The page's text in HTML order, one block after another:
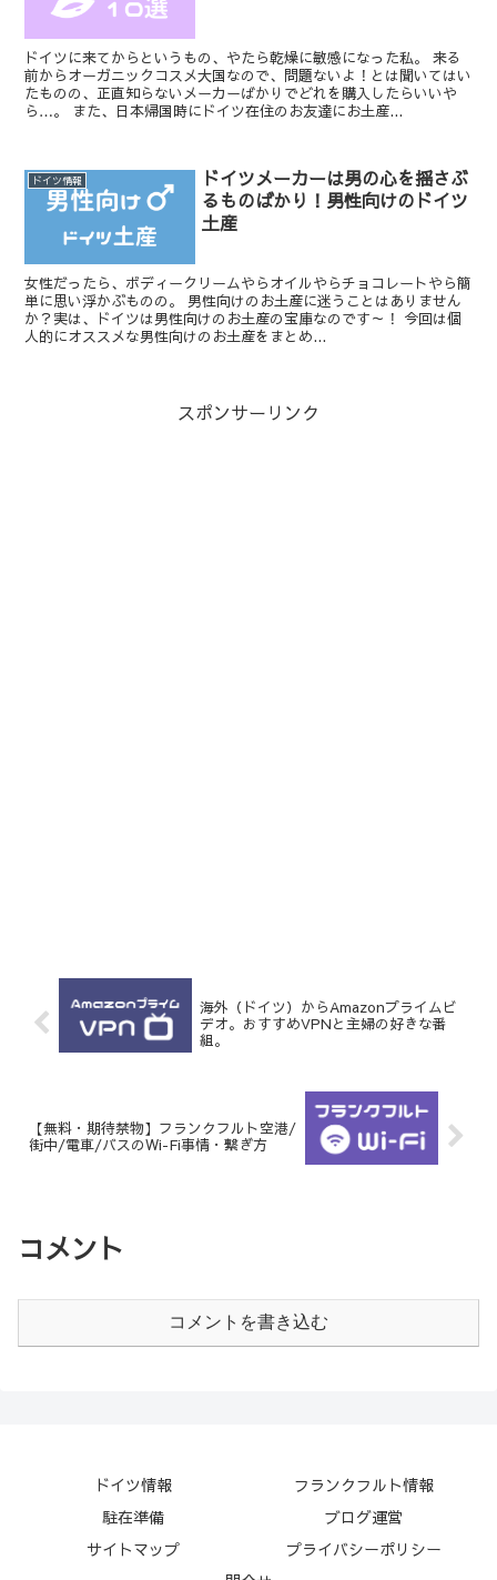
ドイツに来てからというもの、やたら乾燥に敏感になった私。 来る
前からオーガニックコスメ大国なので、問題ないよ！とは聞いてはい
たものの、正直知らないメーカーばかりでどれを購入したらいいや
ら…。 また、日本帰国時にドイツ在住のお友達にお土産...
ドイツ情報
ドイツメーカーは男の心を揺さぶ
るものばかり！男性向けのドイツ
土産
女性だったら、ボディークリームやらオイルやらチョコレートやら簡
単に思い浮かぶものの。 男性向けのお土産に迷うことはありません
か？実は、ドイツは男性向けのお土産の宝庫なのです～！ 今回は個
人的にオススメな男性向けのお土産をまとめ...
スポンサーリンク
海外（ドイツ）からAmazonプライムビ
デオ。おすすめVPNと主婦の好きな番
組。
【無料・期待禁物】フランクフルト空港/
街中/電車/バスのWi-Fi事情・繋ぎ方
コメント
コメントを書き込む
ドイツ情報
フランクフルト情報
駐在準備
ブログ運営
サイトマップ
プライバシーポリシー